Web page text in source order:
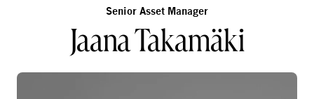
Senior Asset Manager
Jaana Takamäki